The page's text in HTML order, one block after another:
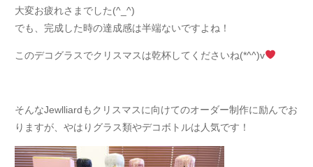
大変お疲れさまでした(^_^)
でも、完成した時の達成感は半端ないですよね！
このデコグラスでクリスマスは乾杯してくださいね(*^^)v
そんなJewlliardもクリスマスに向けてのオーダー制作に励んでお
りますが、やはりグラス類やデコボトルは人気です！